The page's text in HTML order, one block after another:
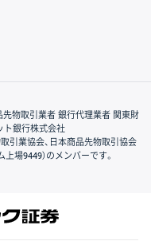
先物取引業者 銀行代理業者 関東財
ト銀行株式会社
引業協会、日本商品先物取引協会
場9449）のメンバーです。